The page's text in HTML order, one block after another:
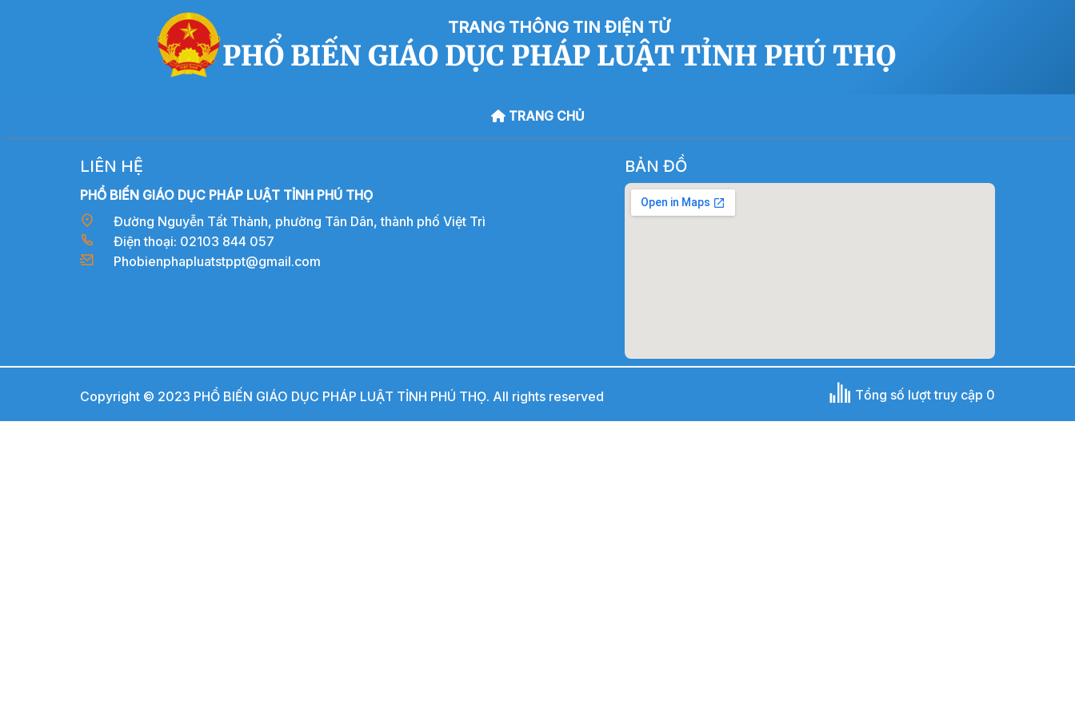
TRANG THÔNG TIN ĐIỆN TỬ
PHỔ BIẾN GIÁO DỤC PHÁP LUẬT TỈNH PHÚ THỌ
TRANG CHỦ
LIÊN HỆ
PHỔ BIẾN GIÁO DỤC PHÁP LUẬT TỈNH PHÚ THỌ
Đường Nguyễn Tất Thành, phường Tân Dân, thành phố Việt Trì
Điện thoại: 02103 844 057
Phobienphapluatstppt@gmail.com
BẢN ĐỒ
Copyright © 2023 PHỔ BIẾN GIÁO DỤC PHÁP LUẬT TỈNH PHÚ THỌ. All rights reserved Tổng số lượt truy cập 0